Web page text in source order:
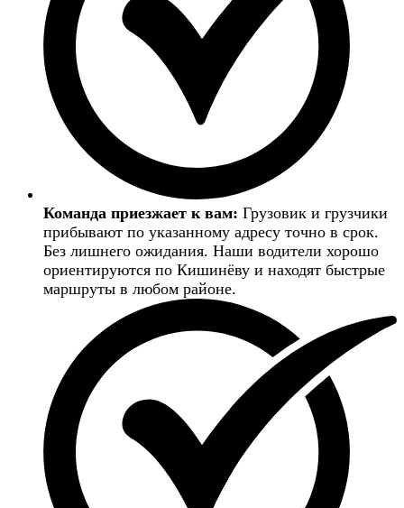
Команда приезжает к вам: Грузовик и грузчики
прибывают по указанному адресу точно в срок.
Без лишнего ожидания. Наши водители хорошо
ориентируются по Кишинёву и находят быстрые
маршруты в любом районе.